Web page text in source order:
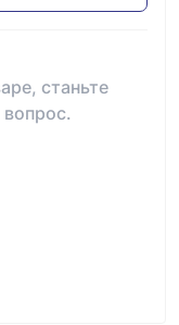
станьте